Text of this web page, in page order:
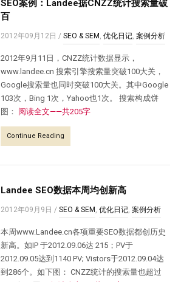
SEO案例：Landee据CNZZ统计搜索量破
百
2012年09月12日 /SEO & SEM ,优化日记,案例分析
2012年9月11日，CNZZ统计数据显示，
www.landee.cn 搜索引擎搜索量突破100大关，
Google搜索量也同时突破100大关。其中Google
103次，Bing 1次，Yahoo也1次。 搜索构成饼
图： 阅读全文——共205字
Continue Reading
Landee SEO数据本周均创新高
2012年09月9日 /SEO & SEM ,优化日记,案例分析
本周www.Landee.cn各项重要SEO数据都创历史
新高。如IP 于2012.09.06达 215；PV于
2012.09.05达到1140 PV; Vistors于2012.09.04达
到286个。如下图： CNZZ统计的搜索量也超过